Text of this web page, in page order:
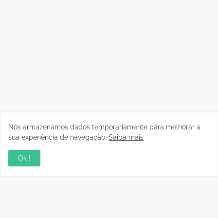
Nós armazenamos dados temporariamente para melhorar a
sua experiência de navegação. Saiba mais
Ok !